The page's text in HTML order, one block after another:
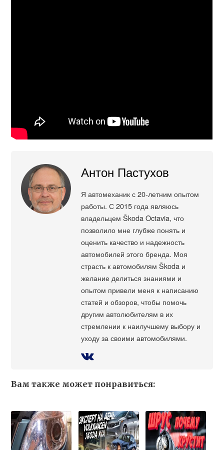
Антон Пастухов
Я автомеханик с 20-летним опытом
работы. С 2015 года являюсь
владельцем Škoda Octavia, что
позволило мне глубже понять и
оценить качество и надежность
автомобилей этого бренда. Моя
страсть к автомобилям Škoda и
желание делиться знаниями и
опытом привели меня к написанию
статей и обзоров, чтобы помочь
другим автолюбителям в их
стремлении к наилучшему выбору и
уходу за своими автомобилями.
Вам также может понравиться: